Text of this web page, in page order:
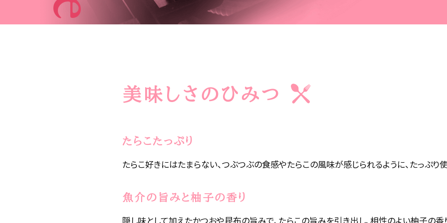
美味しさのひみつ
たらこたっぷり
たらこ好きにはたまらない、つぶつぶの食感やたらこの風味が感じられるように、たっぷり
魚介の旨みと柚子の香り
隠し味として加えたかつおや昆布の旨みで、たらこの旨みを引き出し、相性のよい柚子の